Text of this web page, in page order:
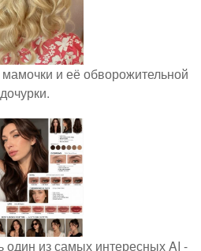
и её обворожительной
дочурки.
один из самых интересных AI -